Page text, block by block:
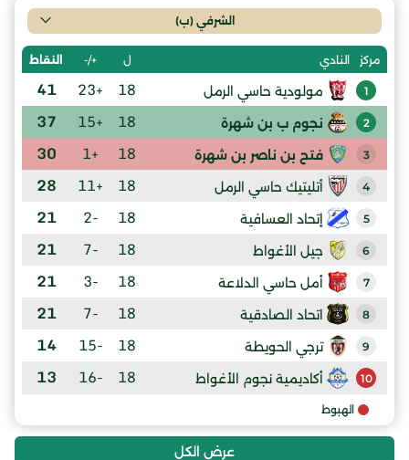
الشرفي (ب)
مركز النادي ل +/- النقاط
1 مولودية حاسي الرمل 18
+23
41
2 نجوم ب بن شهرة 18
+15
37
3 فتح بن ناصر بن شهرة 18
+1
30
4 أتليتيك حاسي الرمل 18
+11
28
5 إتحاد العسافية 18
-2
21
6 جيل الأغواط 18
-7
21
7 أمل حاسي الدلاعة 18
-3
21
8 اتحاد الصادقية 18
-7
21
9 ترجي الحويطة 18
-15
14
10 أكاديمية نجوم الأغواط 18
-16
13
الهبوط
عرض الكل